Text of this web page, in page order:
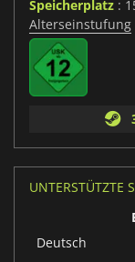
Speicherplatz :
Alterseinstufung
UNTERSTÜTZTE
Deutsch